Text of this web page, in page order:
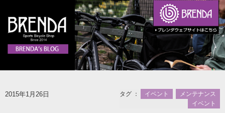
2015年1月26日 タグ ： イベント
メンテナンス
イベント